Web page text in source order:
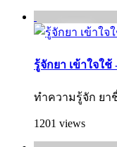
รู้จักยา เข้าใจใ
ทำความรู้จัก ยา
1201 views